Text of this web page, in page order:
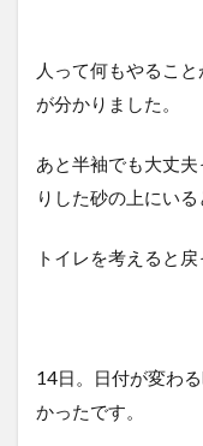
人って何もやるこ
が分かりました。
あと半袖でも大丈
りした砂の上にいる
トイレを考えると
14日。日付が変わ
かったです。